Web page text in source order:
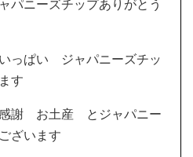
ニーズチップありがとう
っぱい ジャパニーズチッ
す
感謝 お土産 とジャパニー
ざいます